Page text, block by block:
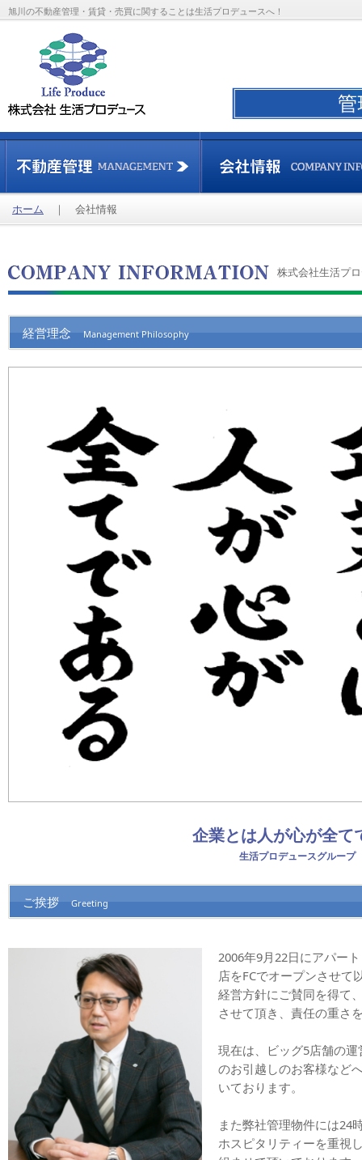
旭川の不動産管理・賃貸・売買に関することは生活プロデュースへ！
ホーム ｜ 会社情報
株式会社生活プ
経営理念 Management Philosophy
企業とは人が心が全て
生活プロデュースグループ
ご挨拶 Greeting
2006年9月22日にアパー
店をFCでオープンさせて
経営方針にご賛同を得て
させて頂き、責任の重さ
現在は、ビッグ5店舗の
のお引越しのお客様など
いております。
また弊社管理物件には24
ホスピタリティーを重視